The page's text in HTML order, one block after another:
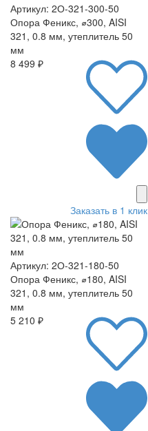
Артикул: 2О-321-300-50
Опора Феникс, ⌀300, AISI
321, 0.8 мм, утеплитель 50
мм
8 499 ₽
Заказать в 1 клик
Артикул: 2О-321-180-50
Опора Феникс, ⌀180, AISI
321, 0.8 мм, утеплитель 50
мм
5 210 ₽